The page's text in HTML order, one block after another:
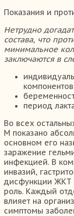
Показания и
Нетрудно
состава, что
минимальное
заключаются в
период
Во всех
М показано
основном его
заражение
инфекцией. В
инвазий,
дисфункции ЖКТ
роль. Каждый
влияет на
симптомы